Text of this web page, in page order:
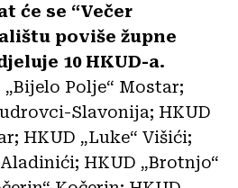
će se “Večer
poviše župne
10 HKUD-a.
Polje“ Mostar;
Slavonija; HKUD
HKUD „Luke“ Višići;
HKUD „Brotnjo“